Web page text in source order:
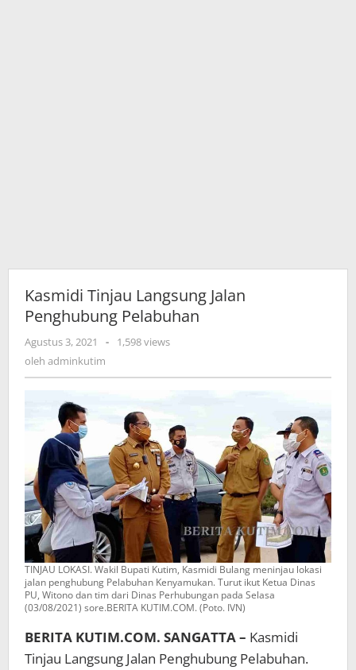
Kasmidi Tinjau Langsung Jalan
Penghubung Pelabuhan
Agustus 3, 2021
oleh
-
1,598 views
oleh adminkutim
TINJAU LOKASI. Wakil Bupati Kutim, Kasmidi Bulang meninjau lokasi
jalan penghubung Pelabuhan Kenyamukan. Turut ikut Ketua Dinas
PU, Witono dan tim dari Dinas Perhubungan pada Selasa
(03/08/2021) sore.BERITA KUTIM.COM. (Poto. IVN)
BERITA KUTIM.COM. SANGATTA – Kasmidi
Tinjau Langsung Jalan Penghubung Pelabuhan.